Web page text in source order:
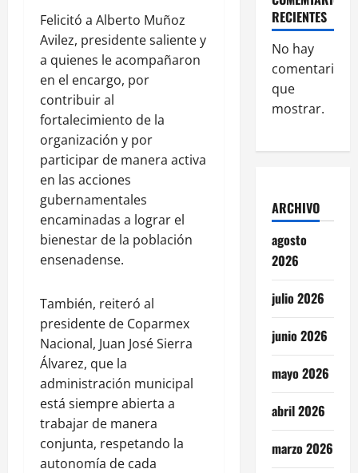
Felicitó a Alberto Muñoz
Avilez, presidente saliente y
a quienes le acompañaron
en el encargo, por
contribuir al
fortalecimiento de la
organización y por
participar de manera activa
en las acciones
gubernamentales
encaminadas a lograr el
bienestar de la población
ensenadense.
También, reiteró al
presidente de Coparmex
Nacional, Juan José Sierra
Álvarez, que la
administración municipal
está siempre abierta a
trabajar de manera
conjunta, respetando la
autonomía de cada
RECIENTES
No hay
comentarios
que
mostrar.
ARCHIVO
agosto
2026
julio 2026
junio 2026
mayo 2026
abril 2026
marzo 2026